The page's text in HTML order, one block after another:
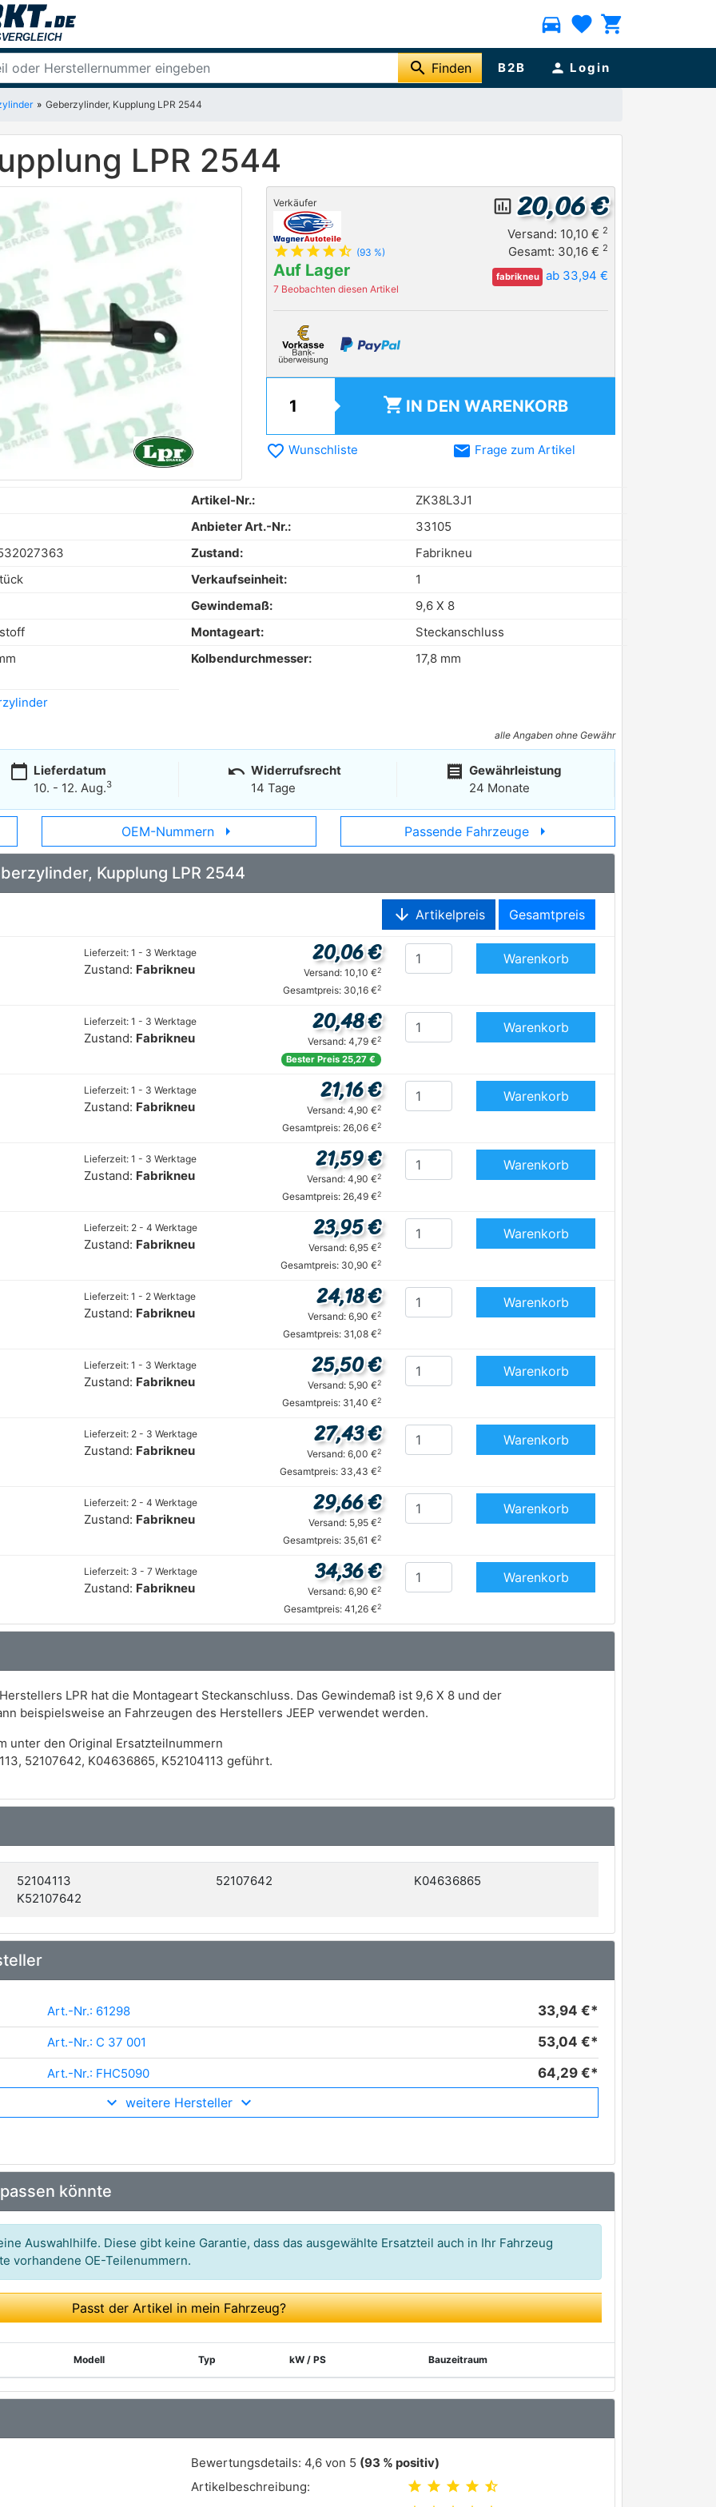
directions_car favorite shopping_cart
search Finden B2B person Login
Geberzylinder, Kupplung LPR 2544
LPR 2544
Verkäufer
star star star star star_half (93 %)
Auf Lager
7 Beobachten diesen Artikel
insert_chart_outlined 20,06 €
Versand: 10,10 € 2
Gesamt: 30,16 € 2
fabrikneu ab 33,94 €
shopping_cart IN DEN WARENKORB
favorite_border Wunschliste email Frage zum Artikel
Artikel-Nr.:
ZK38L3J1
Anbieter Art.-Nr.:
33105
Zustand:
Fabrikneu
Verkaufseinheit:
1
Gewindemaß:
9,6 X 8
Montageart:
Steckanschluss
Kolbendurchmesser: 17,8 mm
alle Angaben ohne Gewähr
calendar_today Lieferdatum
10. - 12. Aug.3
undo Widerrufsrecht
14 Tage
receipt Gewährleistung
24 Monate
OEM-Nummern arrow_right Passende Fahrzeuge arrow_right
Kupplung LPR 2544
arrow_downward Artikelpreis Gesamtpreis
Lieferzeit: 1 - 3 Werktage
Zustand: Fabrikneu
20,06 €
Versand: 10,10 €2
Gesamtpreis: 30,16 €2
Warenkorb
Lieferzeit: 1 - 3 Werktage
Zustand: Fabrikneu
20,48 €
Versand: 4,79 €2
Bester Preis 25,27 €
Warenkorb
Lieferzeit: 1 - 3 Werktage
Zustand: Fabrikneu
21,16 €
Versand: 4,90 €2
Gesamtpreis: 26,06 €2
Warenkorb
Lieferzeit: 1 - 3 Werktage
Zustand: Fabrikneu
21,59 €
Versand: 4,90 €2
Gesamtpreis: 26,49 €2
Warenkorb
Lieferzeit: 2 - 4 Werktage
Zustand: Fabrikneu
23,95 €
Versand: 6,95 €2
Gesamtpreis: 30,90 €2
Warenkorb
Lieferzeit: 1 - 2 Werktage
Zustand: Fabrikneu
24,18 €
Versand: 6,90 €2
Gesamtpreis: 31,08 €2
Warenkorb
Lieferzeit: 1 - 3 Werktage
Zustand: Fabrikneu
25,50 €
Versand: 5,90 €2
Gesamtpreis: 31,40 €2
Warenkorb
Lieferzeit: 2 - 3 Werktage
Zustand: Fabrikneu
27,43 €
Versand: 6,00 €2
Gesamtpreis: 33,43 €2
Warenkorb
Lieferzeit: 2 - 4 Werktage
Zustand: Fabrikneu
29,66 €
Versand: 5,95 €2
Gesamtpreis: 35,61 €2
Warenkorb
Lieferzeit: 3 - 7 Werktage
Zustand: Fabrikneu
34,36 €
Versand: 6,90 €2
Gesamtpreis: 41,26 €2
Warenkorb
LPR hat die Montageart Steckanschluss. Das Gewindemaß ist 9,6 X 8 und der
beispielsweise an Fahrzeugen des Herstellers JEEP verwendet werden.
unter den Original Ersatzteilnummern
52107642, K04636865, K52104113 geführt.
52104113 52107642
K04636865
K52107642
Art.-Nr.: 61298 33,94 €*
Art.-Nr.: C 37 001 53,04 €*
Art.-Nr.: FHC5090 64,29 €*
Art.-Nr.: 88078
Art.-Nr.: MC1616BE
Art.-Nr.: EW155391
Art.-Nr.: KG170711
Art.-Nr.: FR-919
Art.-Nr.: 95919
Art.-Nr.: 124318J
Art.-Nr.: 7350
weitere Hersteller
könnte
Auswahlhilfe. Diese gibt keine Garantie, dass das ausgewählte Ersatzteil auch in Ihr Fahrzeug
vorhandene OE-Teilenummern.
Passt der Artikel in mein Fahrzeug?
Modell Typ kW / PS Bauzeitraum
Bewertungsdetails: 4,6 von 5 (93 % positiv)
Artikelbeschreibung:
star star star star star_half